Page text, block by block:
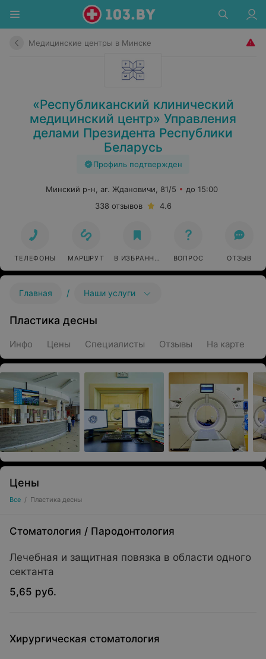
Медицинские центры в Минске
«Республиканский клинический
медицинский центр» Управления
делами Президента Республики
Беларусь
Профиль подтвержден
Минский р-н, аг. Ждановичи, 81/5
до 15:00
338 отзывов
4.6
ТЕЛЕФОНЫ МАРШРУТ В ИЗБРАННОЕ ВОПРОС ОТЗЫВ
Главная / Наши услуги
Пластика десны
Инфо Цены Специалисты Отзывы На карте
Цены
Все / Пластика десны
Стоматология / Пародонтология
Лечебная и защитная повязка в области одного
сектанта
5,65 руб.
Хирургическая стоматология